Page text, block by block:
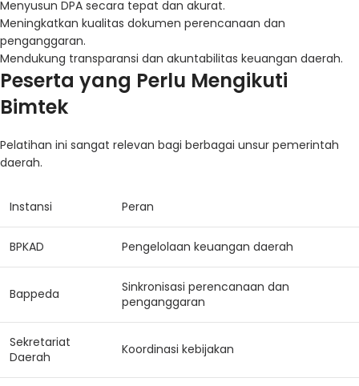
Menyusun DPA secara tepat dan akurat.
Meningkatkan kualitas dokumen perencanaan dan
penganggaran.
Mendukung transparansi dan akuntabilitas keuangan daerah.
Peserta yang Perlu Mengikuti
Bimtek
Pelatihan ini sangat relevan bagi berbagai unsur pemerintah
daerah.
Instansi Peran
BPKAD Pengelolaan keuangan daerah
Bappeda
Sinkronisasi perencanaan dan
penganggaran
Sekretariat
Daerah
Koordinasi kebijakan